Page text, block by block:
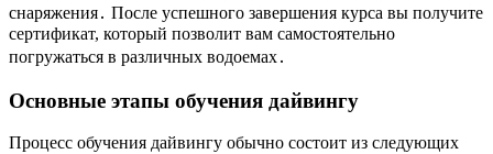
снаряжения․ После успешного завершения курса вы получите
сертификат, который позволит вам самостоятельно
погружаться в различных водоемах․
Основные этапы обучения дайвингу
Процесс обучения дайвингу обычно состоит из следующих